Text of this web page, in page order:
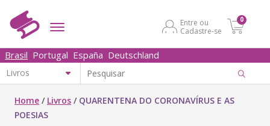
Entre ou
Cadastre-se
0
Brasil Portugal España Deutschland
Home / Livros / QUARENTENA DO CORONAVÍRUS E AS
POESIAS